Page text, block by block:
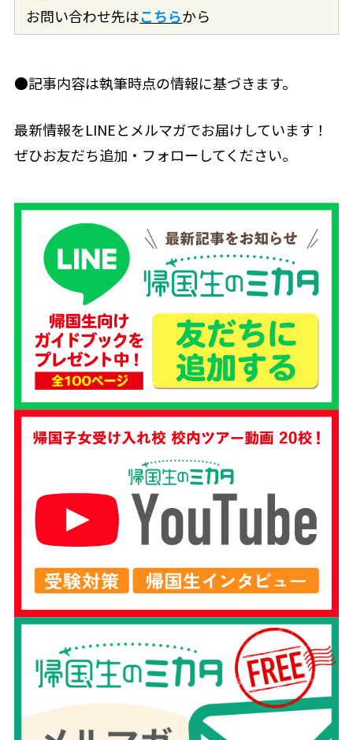
お問い合わせ先はこちらから
●記事内容は執筆時点の情報に基づきます。
最新情報をLINEとメルマガでお届けしています！
ぜひお友だち追加・フォローしてください。